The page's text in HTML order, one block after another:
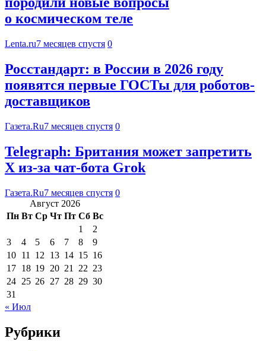
о космическом теле
Lenta.ru7 месяцев спустя 0
Росстандарт: в России в 2026 году
появятся первые ГОСТы для роботов-
доставщиков
Газета.Ru7 месяцев спустя 0
Telegraph: Британия может запретить
X из-за чат-бота Grok
Газета.Ru7 месяцев спустя 0
Август 2026
Пн Вт Ср Чт Пт Сб Вс
1
2
3
4 5 6 7 8
9
10 11 12 13 14 15 16
17 18 19 20 21 22 23
24 25 26 27 28 29 30
31
« Июл
Рубрики